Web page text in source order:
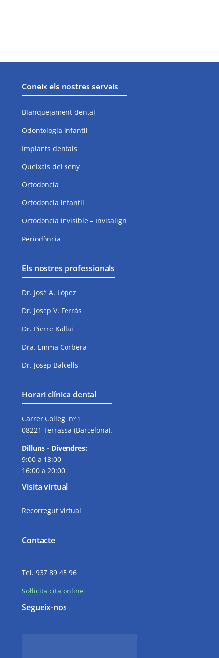
Coneix els nostres serveis
Blanquejament dental
Odontologia infantil
Implants dentals
Queixals del seny
Ortodoncia
Ortodoncia infantil
Ortodoncia invisible – Invisalign
Periodòncia
Els nostres professionals
Dr. José A. López
Dr. Josep V. Ferràs
Dr. Pierre Kallai
Dra. Emma Corbera
Dr. Josep Balcells
Horari clínica dental
Carrer Col·legi nº 1
08221 Terrassa (Barcelona).
Dilluns - Divendres:
9:00 a 13:00
16:00 a 20:00
Visita virtual
Recorregut virtual
Contacte
Tel. 937 89 45 96
Sol·licita cita online
Segueix-nos